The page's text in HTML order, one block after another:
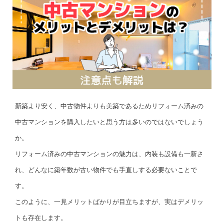
新築より安く、中古物件よりも美築であるためリフォーム済みの
中古マンションを購入したいと思う方は多いのではないでしょう
か。
リフォーム済みの中古マンションの魅力は、内装も設備も一新さ
れ、どんなに築年数が古い物件でも手直しする必要ないことで
す。
このように、一見メリットばかりが目立ちますが、実はデメリッ
トも存在します。